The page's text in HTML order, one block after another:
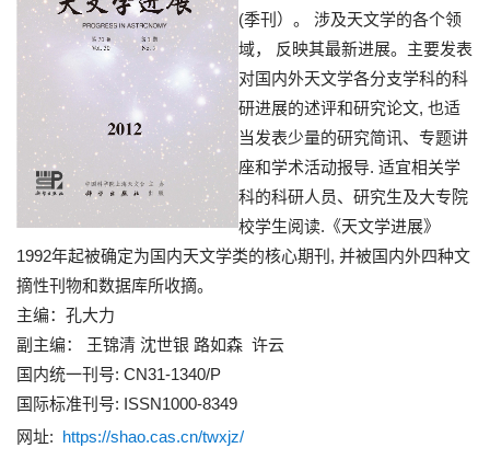
(季刊）。 涉及天文学的各个领
域， 反映其最新进展。主要发表
对国内外天文学各分支学科的科
研进展的述评和研究论文, 也适
当发表少量的研究简讯、专题讲
座和学术活动报导. 适宜相关学
科的科研人员、研究生及大专院
校学生阅读.《天文学进展》
1992年起被确定为国内天文学类的核心期刊, 并被国内外四种文
摘性刊物和数据库所收摘。
主编：孔大力
副主编： 王锦清 沈世银 路如森 许云
国内统一刊号: CN31-1340/P
国际标准刊号: ISSN1000-8349
网址: https://shao.cas.cn/twxjz/